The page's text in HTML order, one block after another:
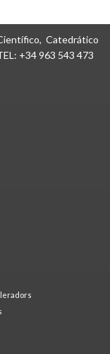
Catedrático
+34 963 543 473